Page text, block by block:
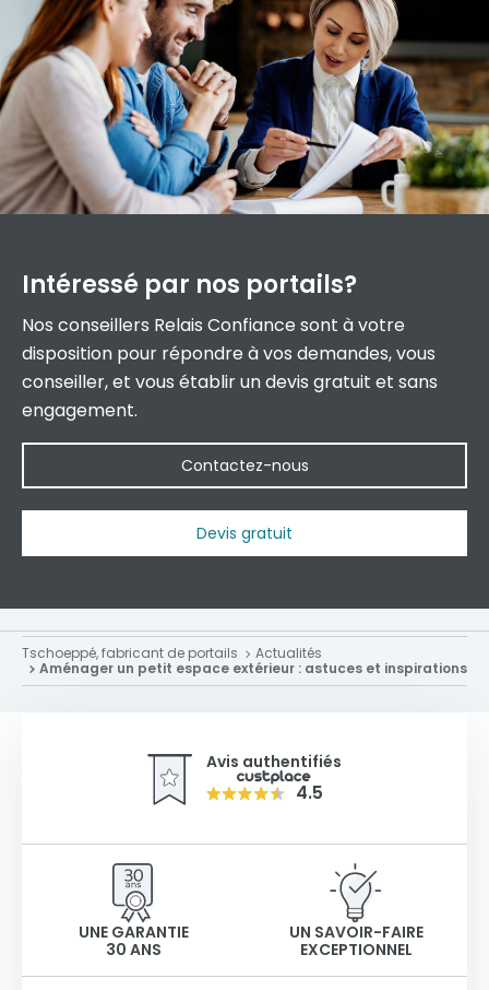
Intéressé par nos portails?
Nos conseillers Relais Confiance sont à votre
disposition pour répondre à vos demandes, vous
conseiller, et vous établir un devis gratuit et sans
engagement.
Contactez-nous
Devis gratuit
Tschoeppé, fabricant de portails
Actualités
Aménager un petit espace extérieur : astuces et inspirations
Avis authentifiés
4.5
UNE GARANTIE
30 ANS
UN SAVOIR-FAIRE
EXCEPTIONNEL